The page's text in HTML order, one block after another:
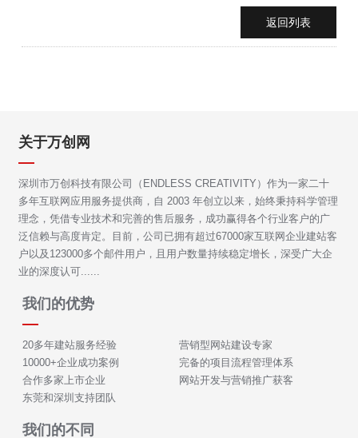
返回列表
关于万创网
深圳市万创科技有限公司（ENDLESS CREATIVITY）作为一家二十
多年互联网应用服务提供商，自 2003 年创立以来，始终秉持科学管理
理念，凭借专业技术和完善的售后服务，成功赢得各个行业客户的广
泛信赖与高度肯定。目前，公司已拥有超过67000家互联网企业建站客
户以及123000多个邮件用户，且用户数量持续稳定增长，深受广大企
业的深度认可......
我们的优势
20多年建站服务经验
10000+企业成功案例
合作多家上市企业
东莞和深圳支持团队
营销型网站建设专家
完备的项目流程管理体系
网站开发与营销推广获客
我们的不同